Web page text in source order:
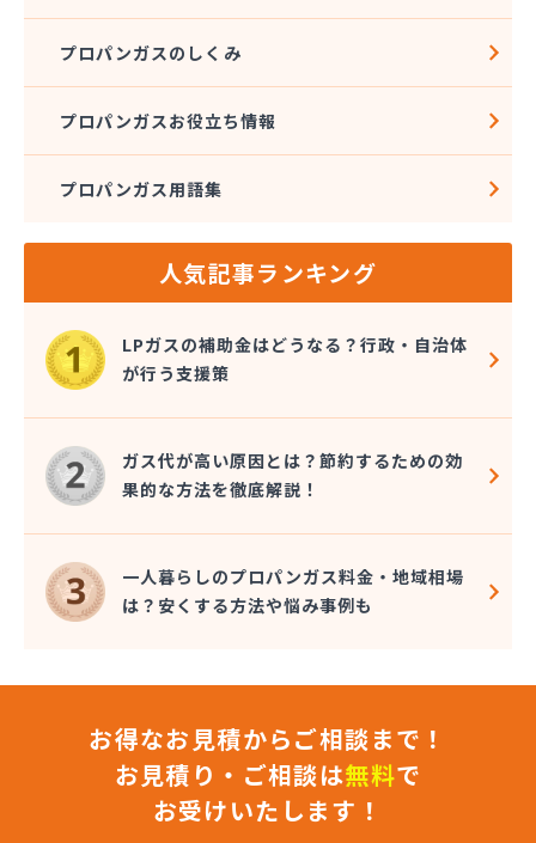
有限会社吉田重商店
有限会社久保田燃料店
有限会社辻久ガス
有限会社藤商
プロパンガスのしくみ
プロパンガスお役立ち情報
プロパンガス用語集
人気記事ランキング
LPガスの補助金はどうなる？行政・自治体
が行う支援策
ガス代が高い原因とは？節約するための効
果的な方法を徹底解説！
一人暮らしのプロパンガス料金・地域相場
は？安くする方法や悩み事例も
お得なお見積からご相談まで！
お見積り・ご相談は無料で
お受けいたします！